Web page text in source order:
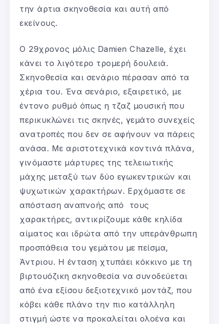
την άρτια σκηνοθεσία και αυτή από
εκείνους.
Ο 29χρονος μόλις Damien Chazelle, έχει
κάνει το λιγότερο τρομερή δουλειά.
Σκηνοθεσία και σενάριο πέρασαν από τα
χέρια του. Ένα σενάριο, εξαιρετικό, με
έντονο ρυθμό όπως η τζαζ μουσική που
περικυκλώνει τις σκηνές, γεμάτο συνεχείς
ανατροπές που δεν σε αφήνουν να πάρεις
ανάσα. Με αριστοτεχνικά κοντινά πλάνα,
γινόμαστε μάρτυρες της τελειωτικής
μάχης μεταξύ των δύο εγωκεντρικών και
ψυχωτικών χαρακτήρων. Ερχόμαστε σε
απόσταση αναπνοής από τους
χαρακτήρες, αντικρίζουμε κάθε κηλίδα
αίματος και ιδρώτα από την υπεράνθρωπη
προσπάθεια του γεμάτου με πείσμα,
Άντριου. Η ένταση χτυπάει κόκκινο με τη
βιρτουόζικη σκηνοθεσία να συνοδεύεται
από ένα εξίσου δεξιοτεχνικό μοντάζ, που
κόβει κάθε πλάνο την πιο κατάλληλη
στιγμή ώστε να προκαλείται ολοένα και